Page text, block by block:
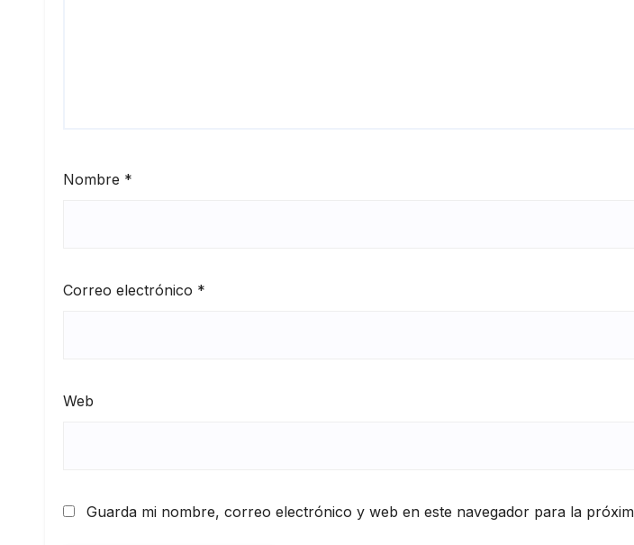
Nombre *
Correo electrónico *
Web
Guarda mi nombre, correo electrónico y web en este navegador para la